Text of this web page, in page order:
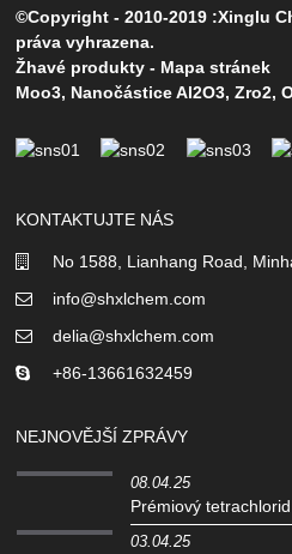
©Copyright - 2010-2019 :Xinglu
práva vyhrazena.
Žhavé produkty - Mapa stránek
Moo3, Nanočástice Al2O3,Zro2,
KONTAKTUJTE NÁS
No 1588, Lianhang Road,
info@shxlchem.com
delia@shxlchem.com
+86-13661632459
NEJNOVĚJŠÍ ZPRÁVY
08.04.25
Prémiový
03.04.25